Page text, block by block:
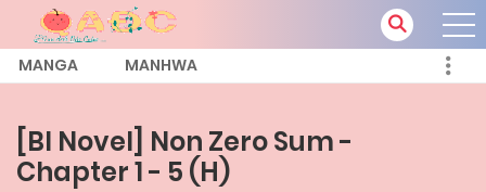
MANGA MANHWA
[Bl Novel] Non Zero Sum -
Chapter 1 - 5 (H)